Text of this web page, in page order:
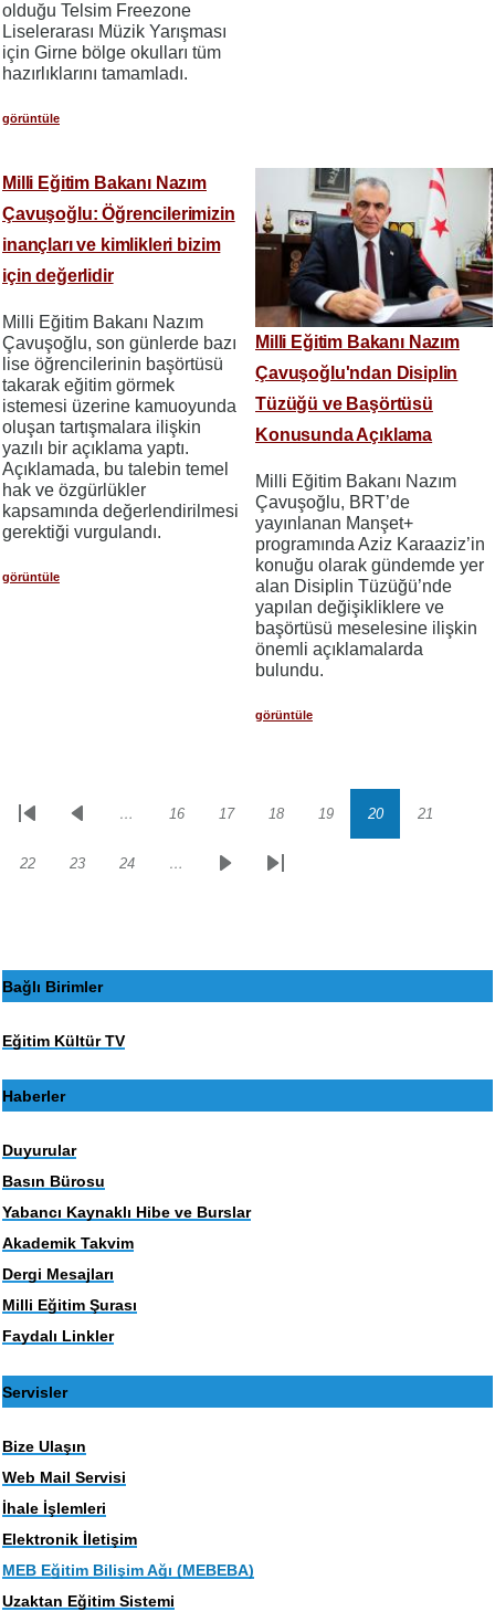
olduğu Telsim Freezone
Liselerarası Müzik Yarışması
için Girne bölge okulları tüm
hazırlıklarını tamamladı.
görüntüle
Milli Eğitim Bakanı Nazım
Çavuşoğlu: Öğrencilerimizin
inançları ve kimlikleri bizim
için değerlidir
Milli Eğitim Bakanı Nazım
Çavuşoğlu, son günlerde bazı
lise öğrencilerinin başörtüsü
takarak eğitim görmek
istemesi üzerine kamuoyunda
oluşan tartışmalara ilişkin
yazılı bir açıklama yaptı.
Açıklamada, bu talebin temel
hak ve özgürlükler
kapsamında değerlendirilmesi
gerektiği vurgulandı.
görüntüle
Milli Eğitim Bakanı Nazım
Çavuşoğlu'ndan Disiplin
Tüzüğü ve Başörtüsü
Konusunda Açıklama
Milli Eğitim Bakanı Nazım
Çavuşoğlu, BRT’de
yayınlanan Manşet+
programında Aziz Karaaziz’in
konuğu olarak gündemde yer
alan Disiplin Tüzüğü’nde
yapılan değişikliklere ve
başörtüsü meselesine ilişkin
önemli açıklamalarda
bulundu.
görüntüle
Sayfalama
İlk
Önceki… Sayfa
16 Sayfa
17 Sayfa
18 Sayfa
19 Sayfa
20 Sayfa
21
Sayfa
22 Sayfa
23 Sayfa
24 …
SonrakiSon
Bağlı Birimler
Eğitim Kültür TV
Haberler
Duyurular
Basın Bürosu
Yabancı Kaynaklı Hibe ve Burslar
Akademik Takvim
Dergi Mesajları
Milli Eğitim Şurası
Faydalı Linkler
Servisler
Bize Ulaşın
Web Mail Servisi
İhale İşlemleri
Elektronik İletişim
MEB Eğitim Bilişim Ağı (MEBEBA)
Uzaktan Eğitim Sistemi